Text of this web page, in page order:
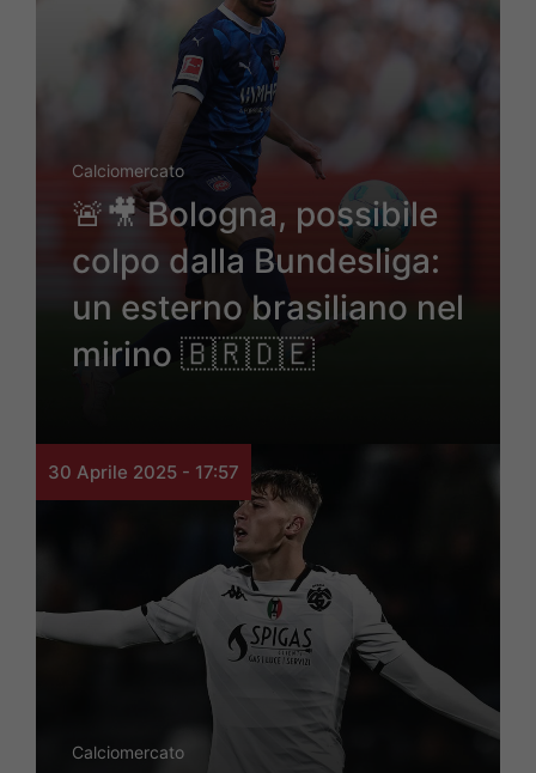
Calciomercato
🚨🎥 Bologna, possibile
colpo dalla Bundesliga:
un esterno brasiliano nel
mirino 🇧🇷🇩🇪
30 Aprile 2025 - 17:57
Calciomercato